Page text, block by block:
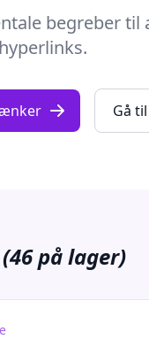
begreber
Gå
(46 på lager)